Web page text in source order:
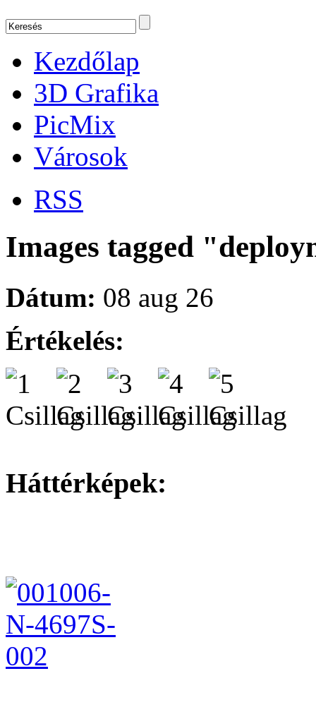
Kezdőlap
3D Grafika
PicMix
Városok
RSS
Images tagged
Dátum: 08 aug 26
Értékelés:
Háttérképek: